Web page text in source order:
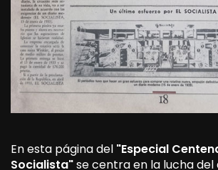
En esta página del "Especial
Socialista"se centra en la lucha del